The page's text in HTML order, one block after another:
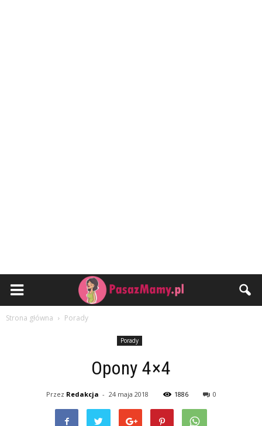
Strona główna Porady
Porady
Opony 4×4
Przez Redakcja - 24 maja 2018 1886 0